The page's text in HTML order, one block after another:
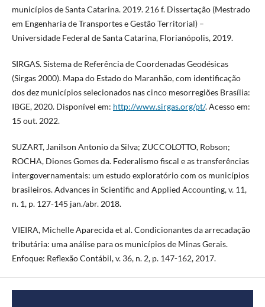
municípios de Santa Catarina. 2019. 216 f. Dissertação (Mestrado
em Engenharia de Transportes e Gestão Territorial) –
Universidade Federal de Santa Catarina, Florianópolis, 2019.
SIRGAS. Sistema de Referência de Coordenadas Geodésicas
(Sirgas 2000). Mapa do Estado do Maranhão, com identificação
dos dez municípios selecionados nas cinco mesorregiões Brasília:
IBGE, 2020. Disponível em: http://www.sirgas.org/pt/. Acesso em:
15 out. 2022.
SUZART, Janilson Antonio da Silva; ZUCCOLOTTO, Robson;
ROCHA, Diones Gomes da. Federalismo fiscal e as transferências
intergovernamentais: um estudo exploratório com os municípios
brasileiros. Advances in Scientific and Applied Accounting, v. 11,
n. 1, p. 127-145 jan./abr. 2018.
VIEIRA, Michelle Aparecida et al. Condicionantes da arrecadação
tributária: uma análise para os municípios de Minas Gerais.
Enfoque: Reflexão Contábil, v. 36, n. 2, p. 147-162, 2017.